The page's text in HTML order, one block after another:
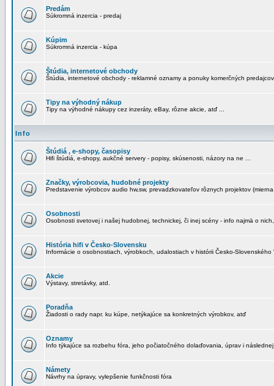
Predám
Súkromná inzercia - predaj
Kúpim
Súkromná inzercia - kúpa
Štúdia, internetové obchody
Štúdia, internetové obchody - reklamné oznamy a ponuky komerčných predajcov
Tipy na výhodný nákup
Tipy na výhodné nákupy cez inzeráty, eBay, rôzne akcie, atď ...
Info
Štúdiá , e-shopy, časopisy
Hifi štúdiá, e-shopy, aukčné servery - popisy, skúsenosti, názory na ne ...
Značky, výrobcovia, hudobné projekty
Predstavenie výrobcov audio hw,sw, prevadzkovateľov rôznych projektov
Osobnosti
Osobnosti svetovej i našej hudobnej, technickej, či inej scény - info najmä o
História hifi v Česko-Slovensku
Informácie o osobnostiach, výrobkoch, udalostiach v histórii Česko-Slovenského
Akcie
Výstavy, stretávky, atd.
Poradňa
Žiadosti o rady napr. ku kúpe, netýkajúce sa konkretných výrobkov, atď
Oznamy
Info týkajúce sa rozbehu fóra, jeho počiatočného dolaďovania, úprav i
Námety
Návrhy na úpravy, vylepšenie funkčnosti fóra